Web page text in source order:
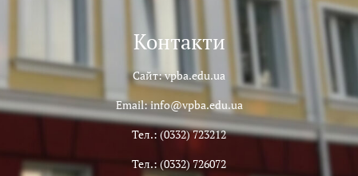
Контакти
Сайт: vpba.edu.ua
Email: info@vpba.edu.ua
Тел.: (0332) 723212
Тел.: (0332) 726072